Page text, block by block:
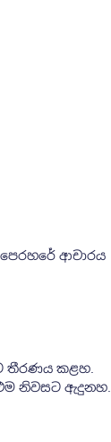
ආචාරය
තීරණය කළහ.
නිවසට ඇදුනහ.